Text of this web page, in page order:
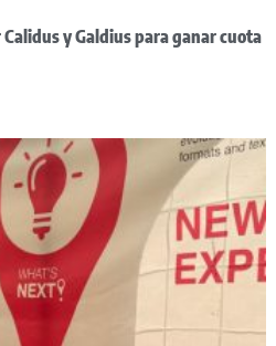
y Galdius para ganar cuota